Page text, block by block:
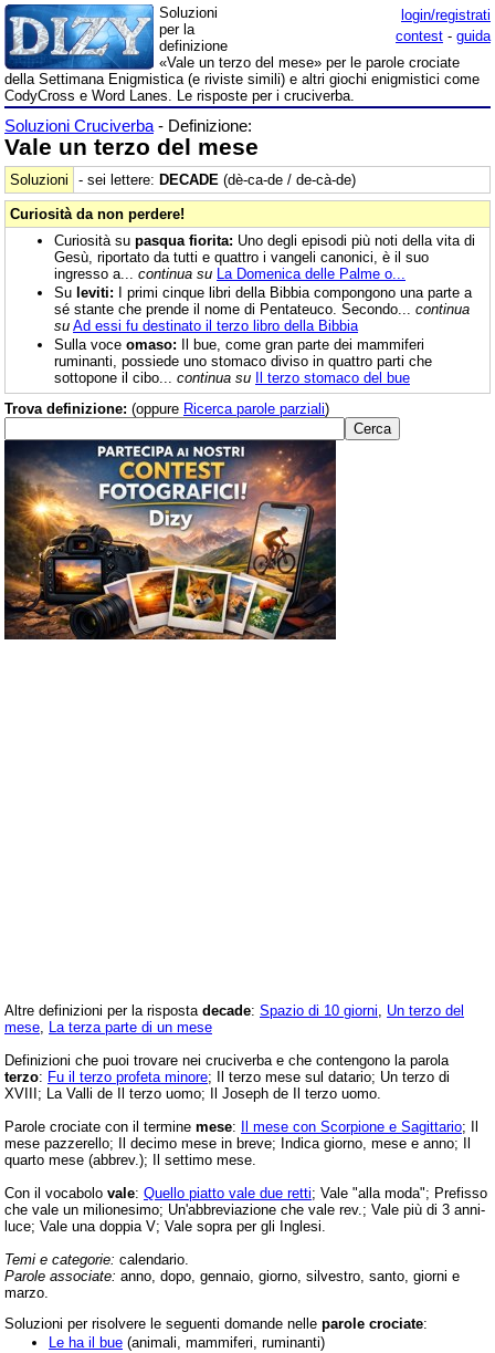
login/registrati
contest - guida
Soluzioni
per la
definizione
«Vale un terzo del mese» per le parole crociate
della Settimana Enigmistica (e riviste simili) e altri giochi enigmistici come
CodyCross e Word Lanes. Le risposte per i cruciverba.
Soluzioni Cruciverba - Definizione:
Vale un terzo del mese
Soluzioni - sei lettere: DECADE (dè-ca-de / de-cà-de)
Curiosità da non perdere!
Curiosità su pasqua fiorita: Uno degli episodi più noti della vita di
Gesù, riportato da tutti e quattro i vangeli canonici, è il suo
ingresso a... continua su La Domenica delle Palme o...
Su leviti: I primi cinque libri della Bibbia compongono una parte a
sé stante che prende il nome di Pentateuco. Secondo... continua
su Ad essi fu destinato il terzo libro della Bibbia
Sulla voce omaso: Il bue, come gran parte dei mammiferi
ruminanti, possiede uno stomaco diviso in quattro parti che
sottopone il cibo... continua su Il terzo stomaco del bue
Trova definizione: (oppure Ricerca parole parziali)
Altre definizioni per la risposta decade: Spazio di 10 giorni
Un terzo del
mese La terza parte di un mese
Definizioni che puoi trovare nei cruciverba e che contengono la parola
terzo: Fu il terzo profeta minore; Il terzo mese sul datario; Un terzo di
XVIII; La Valli de Il terzo uomo; Il Joseph de Il terzo uomo.
Parole crociate con il termine mese: Il mese con Scorpione e Sagittario; Il
mese pazzerello; Il decimo mese in breve; Indica giorno, mese e anno; Il
quarto mese (abbrev.); Il settimo mese.
Con il vocabolo vale: Quello piatto vale due retti; Vale "alla moda"; Prefisso
che vale un milionesimo; Un'abbreviazione che vale rev.; Vale più di 3 anni-
luce; Vale una doppia V; Vale sopra per gli Inglesi.
Temi e categorie: calendario.
Parole associate: anno, dopo, gennaio, giorno, silvestro, santo, giorni e
marzo.
Soluzioni per risolvere le seguenti domande nelle parole crociate:
Le ha il bue (animali, mammiferi, ruminanti)